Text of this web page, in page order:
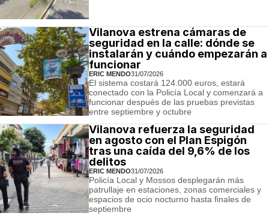
Vilanova estrena cámaras de
seguridad en la calle: dónde se
instalarán y cuándo empezarán a
funcionar
ERIC MENDO31/07/2026
El sistema costará 124.000 euros, estará
conectado con la Policía Local y comenzará a
funcionar después de las pruebas previstas
entre septiembre y octubre
Vilanova refuerza la seguridad
en agosto con el Plan Espigón
tras una caída del 9,6% de los
delitos
ERIC MENDO31/07/2026
Policía Local y Mossos desplegarán más
patrullaje en estaciones, zonas comerciales y
espacios de ocio nocturno hasta finales de
septiembre